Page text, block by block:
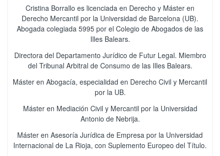
Cristina Borrallo es licenciada en Derecho y Máster en
Derecho Mercantil por la Universidad de Barcelona (UB).
Abogada colegiada 5995 por el Colegio de Abogados de las
Illes Balears.
Directora del Departamento Jurídico de Futur Legal. Miembro
del Tribunal Arbitral de Consumo de las Illes Balears.
Máster en Abogacía, especialidad en Derecho Civil y Mercantil
por la UB.
Máster en Mediación Civil y Mercantil por la Universidad
Antonio de Nebrija.
Máster en Asesoría Jurídica de Empresa por la Universidad
Internacional de La Rioja, con Suplemento Europeo del Título.